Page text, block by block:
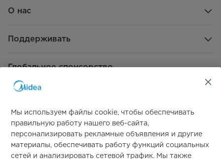
О нас
Поддерживать
Глобальное спонсорство
Свяжитесь с нами
Мы используем файлы cookie, чтобы обеспечивать
правильную работу нашего веб-сайта,
персонализировать рекламные объявления и другие
материалы, обеспечивать работу функций социальных
сетей и анализировать сетевой трафик. Мы также